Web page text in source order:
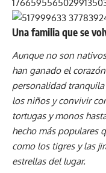
Una familia que se
Aunque no son
han ganado el
personalidad
los niños y convivir
tortugas y monos
hecho más populares
como los tigres y las
estrellas del lugar.